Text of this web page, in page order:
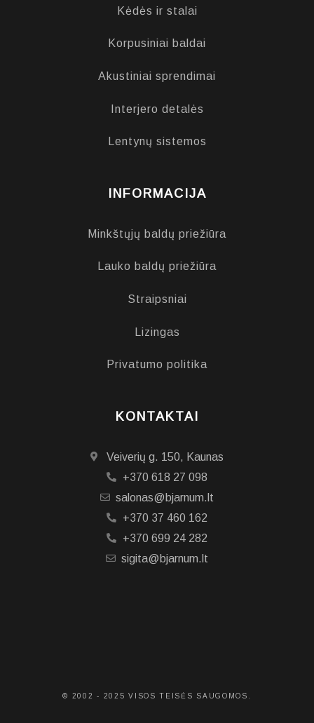
Kėdės ir stalai
Korpusiniai baldai
Akustiniai sprendimai
Interjero detalės
Lentynų sistemos
INFORMACIJA
Minkštųjų baldų priežiūra
Lauko baldų priežiūra
Straipsniai
Lizingas
Privatumo politika
KONTAKTAI
Veiverių g. 150, Kaunas
+370 618 27 098
salonas@bjarnum.lt
+370 37 460 162
+370 699 24 282
sigita@bjarnum.lt
© 2002 - 2025 VISOS TEISĖS SAUGOMOS.